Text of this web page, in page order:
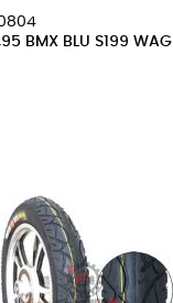
BMX BLU S199 WAG